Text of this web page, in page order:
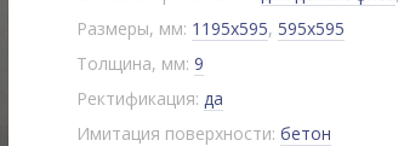
Размеры, мм: 1195x595, 595x595
Толщина, мм: 9
Ректификация: да
Имитация поверхности: бетон